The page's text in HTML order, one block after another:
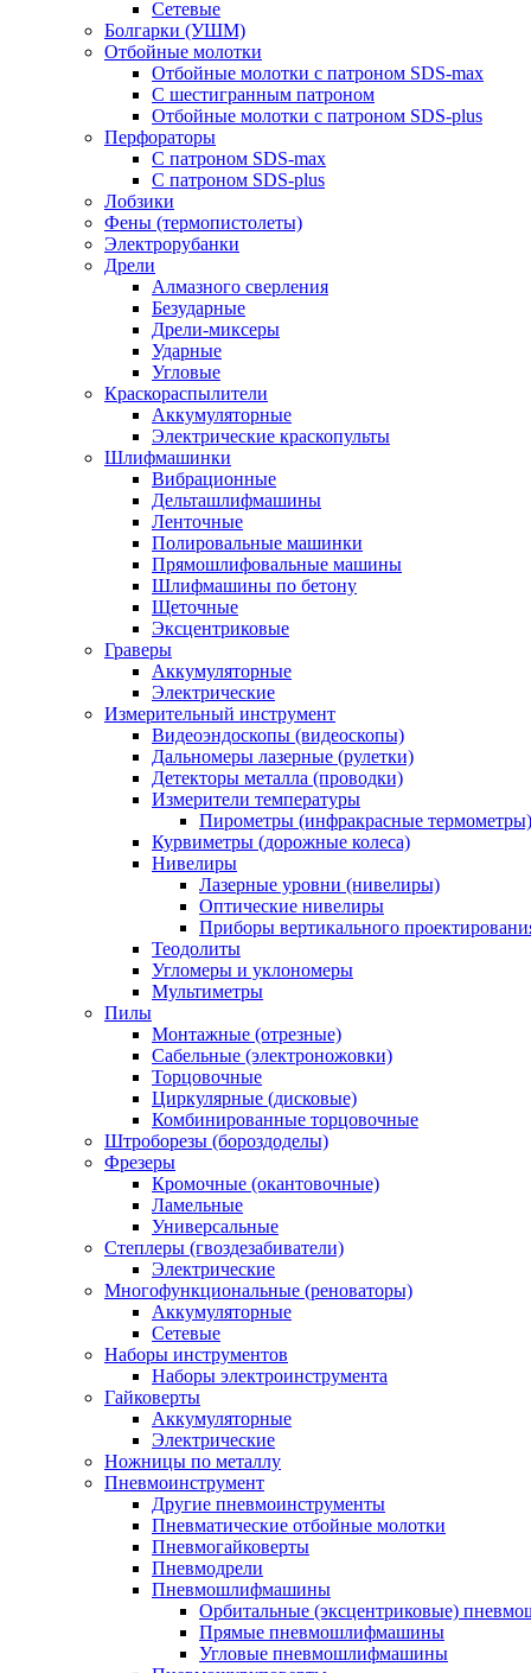
Сетевые
Болгарки (УШМ)
Отбойные молотки
Отбойные молотки с патроном SDS-max
С шестигранным патроном
Отбойные молотки с патроном SDS-plus
Перфораторы
С патроном SDS-max
С патроном SDS-plus
Лобзики
Фены (термопистолеты)
Электрорубанки
Дрели
Алмазного сверления
Безударные
Дрели-миксеры
Ударные
Угловые
Краскораспылители
Аккумуляторные
Электрические краскопульты
Шлифмашинки
Вибрационные
Дельташлифмашины
Ленточные
Полировальные машинки
Прямошлифовальные машины
Шлифмашины по бетону
Щеточные
Эксцентриковые
Граверы
Аккумуляторные
Электрические
Измерительный инструмент
Видеоэндоскопы (видеоскопы)
Дальномеры лазерные (рулетки)
Детекторы металла (проводки)
Измерители температуры
Пирометры (инфракрасные термометры)
Курвиметры (дорожные колеса)
Нивелиры
Лазерные уровни (нивелиры)
Оптические нивелиры
Приборы вертикального
Теодолиты
Угломеры и уклономеры
Мультиметры
Пилы
Монтажные (отрезные)
Сабельные (электроножовки)
Торцовочные
Циркулярные (дисковые)
Комбинированные торцовочные
Штроборезы (бороздоделы)
Фрезеры
Кромочные (окантовочные)
Ламельные
Универсальные
Степлеры (гвоздезабиватели)
Электрические
Многофункциональные (реноваторы)
Аккумуляторные
Сетевые
Наборы инструментов
Наборы электроинструмента
Гайковерты
Аккумуляторные
Электрические
Ножницы по металлу
Пневмоинструмент
Другие пневмоинструменты
Пневматические отбойные молотки
Пневмогайковерты
Пневмодрели
Пневмошлифмашины
Орбитальные (эксцентриковые)
Прямые пневмошлифмашины
Угловые пневмошлифмашины